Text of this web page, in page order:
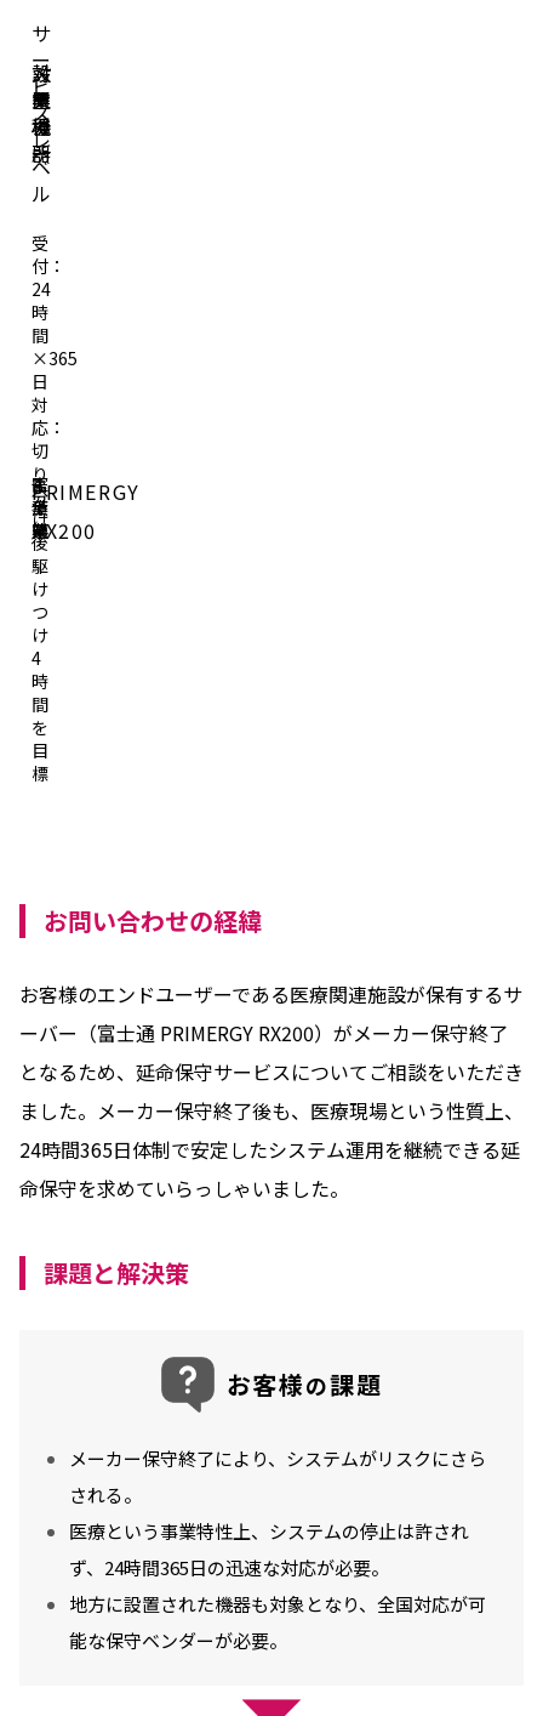
業
種
設
置
場
所
サ
ー
ビ
ス
レ
ベ
ル
メ
ー
カ
ー
対
象
機
器
医
療
業
千
葉
県
受
付：
24
時
間
×365
日
対
応：
切
り
分
け
後
駆
け
つ
け
4
時
間
を
目
標
富
士
通
PRIMERGY
RX200
お問い合わせの経緯
お客様のエンドユーザーである医療関連施設が保有するサ
ーバー（富士通 PRIMERGY RX200）がメーカー保守終了
となるため、延命保守サービスについてご相談をいただき
ました。メーカー保守終了後も、医療現場という性質上、
24時間365日体制で安定したシステム運用を継続できる延
命保守を求めていらっしゃいました。
課題と解決策
お客様の課題
メーカー保守終了により、システムがリスクにさら
される。
医療という事業特性上、システムの停止は許され
ず、24時間365日の迅速な対応が必要。
地方に設置された機器も対象となり、全国対応が可
能な保守ベンダーが必要。